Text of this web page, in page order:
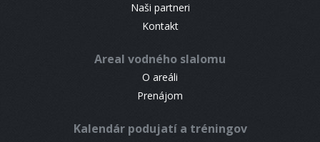
Naši partneri
Kontakt
Areal vodného slalomu
O areáli
Prenájom
Kalendár podujatí a tréningov